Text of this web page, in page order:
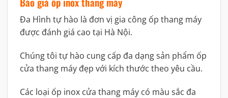
Đa Hình tự hào là đơn vị gia công ốp thang máy
được đánh giá cao tại Hà Nội.
Chúng tôi tự hào cung cấp đa dạng sản phẩm ốp
cửa thang máy đẹp với kích thước theo yêu cầu.
Các loại ốp inox cửa thang máy có màu sắc đa